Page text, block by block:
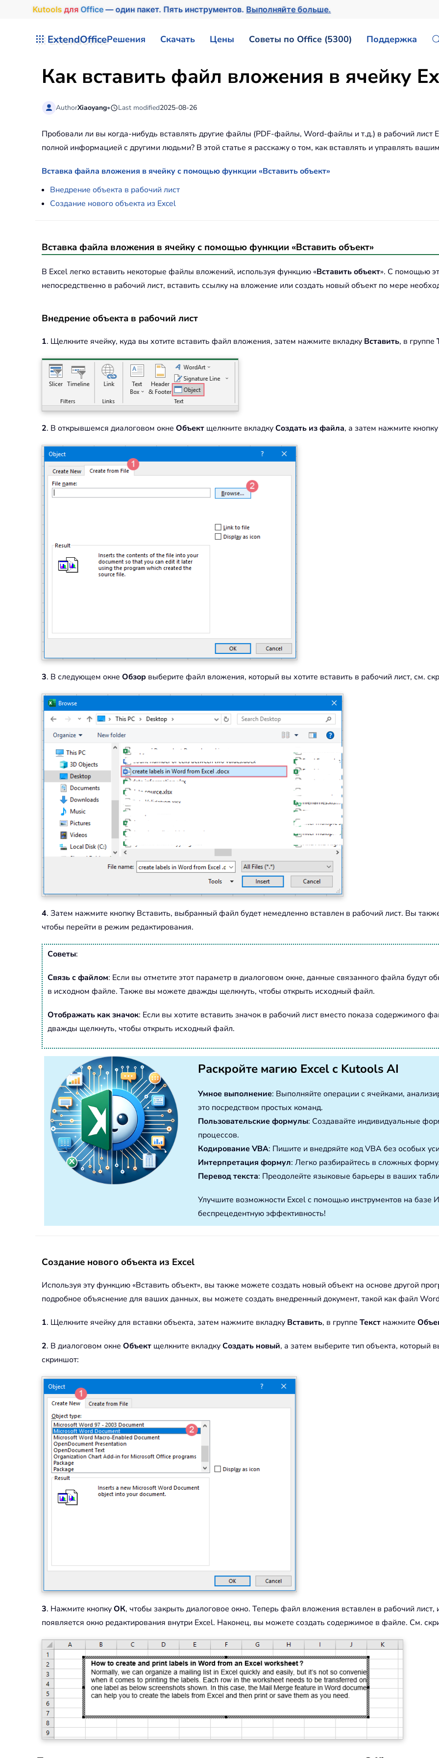
Kutools для Office— один пакет. Пять инструментов.Выполняйте больше.
ExtendOfficeРешения Скачать Цены Советы по Office (5300) Поддержка
Как вставить файл вложения в ячейку
AuthorXiaoyang• Last modified2025-08-26
Пробовали ли вы когда-нибудь вставлять другие файлы (PDF-файлы, Word-файлы и т.д.) в рабочий лист
полной информацией с другими людьми? В этой статье я расскажу о том, как вставлять и управлять
Вставка файла вложения в ячейку с помощью функции «Вставить объект»
Внедрение объекта в рабочий лист
Создание нового объекта из Excel
Вставка файла вложения в ячейку с помощью функции «Вставить объект»
В Excel легко вставить некоторые файлы вложений, используя функцию «Вставить объект». С помощью
непосредственно в рабочий лист, вставить ссылку на вложение или создать новый объект по мере
Внедрение объекта в рабочий лист
1. Щелкните ячейку, куда вы хотите вставить файл вложения, затем нажмите вкладку Вставить, в группе
2. В открывшемся диалоговом окне Объект щелкните вкладкуСоздать из файла, а затем нажмите кнопку
3. В следующем окне Обзор выберите файл вложения, который вы хотите вставить в рабочий лист, см.
4. Затем нажмите кнопку Вставить, выбранный файл будет немедленно вставлен в рабочий лист. Вы
чтобы перейти в режим редактирования.
Советы:
Связь с файлом: Если вы отметите этот параметр в диалоговом окне, данные связанного файла будут
в исходном файле. Также вы можете дважды щелкнуть, чтобы открыть исходный файл.
Отображать как значок: Если вы хотите вставить значок в рабочий лист вместо показа содержимого
дважды щелкнуть, чтобы открыть исходный файл.
Раскройте магию Excel с Kutools AI
Умное выполнение: Выполняйте операции с ячейками,
это посредством простых команд.
Пользовательские формулы: Создавайте индивидуальные
процессов.
Кодирование VBA: Пишите и внедряйте код VBA без особых
Интерпретация формул: Легко разбирайтесь в сложных
Перевод текста: Преодолейте языковые барьеры в ваших
Улучшите возможности Excel с помощью инструментов на базе
беспрецедентную эффективность!
Создание нового объекта из Excel
Используя эту функцию «Вставить объект», вы также можете создать новый объект на основе другой
подробное объяснение для ваших данных, вы можете создать внедренный документ, такой как файл
1. Щелкните ячейку для вставки объекта, затем нажмите вкладку Вставить, в группе Текст нажмите
2. В диалоговом окне Объект щелкните вкладкуСоздать новый, а затем выберите тип объекта, который
скриншот:
3. Нажмите кнопкуОК, чтобы закрыть диалоговое окно. Теперь файл вложения вставлен в рабочий
появляется окно редактирования внутри Excel. Наконец, вы можете создать содержимое в файле. См.